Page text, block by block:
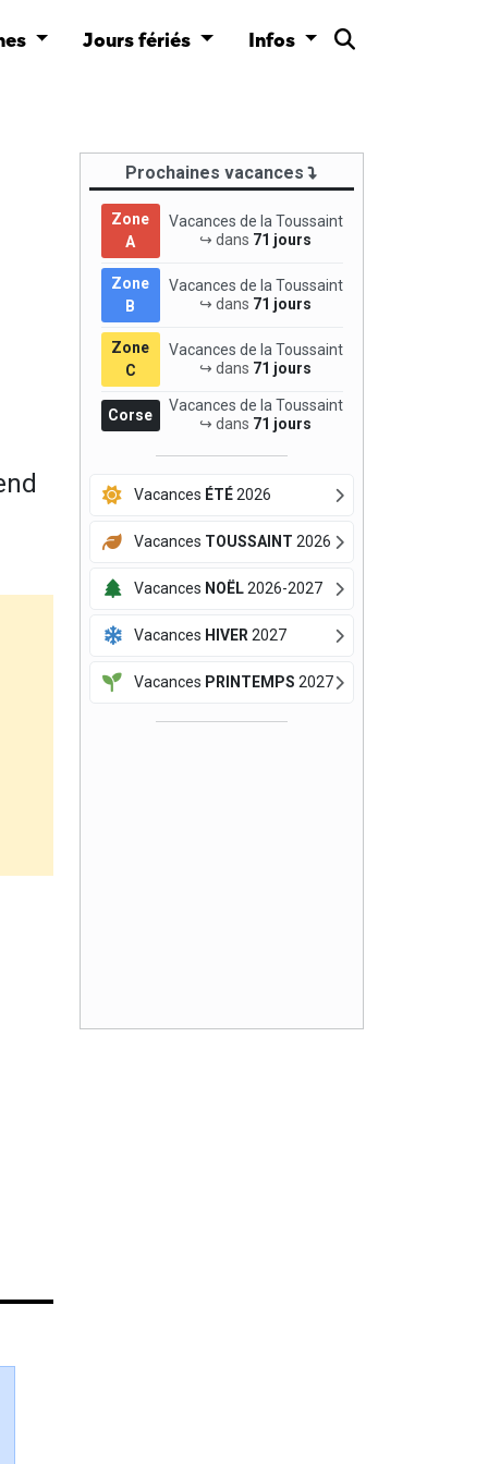
Jours fériés Infos
Prochaines vacances
Zone
A
Vacances de la Toussaint
↪ dans 71 jours
Zone
B
Vacances de la Toussaint
↪ dans 71 jours
Zone
C
Vacances de la Toussaint
↪ dans 71 jours
Corse
Vacances de la Toussaint
↪ dans 71 jours
Vacances ÉTÉ2026
Vacances TOUSSAINT 2026
Vacances NOËL2026-2027
Vacances HIVER 2027
Vacances PRINTEMPS 2027